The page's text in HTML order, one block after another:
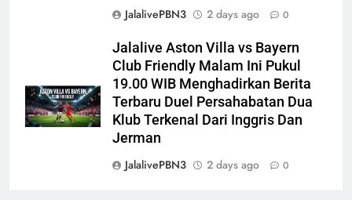
JalalivePBN3
2 days ago 0
Jalalive Aston Villa vs Bayern
Club Friendly Malam Ini Pukul
19.00 WIB Menghadirkan Berita
Terbaru Duel Persahabatan Dua
Klub Terkenal Dari Inggris Dan
Jerman
JalalivePBN3
2 days ago 0